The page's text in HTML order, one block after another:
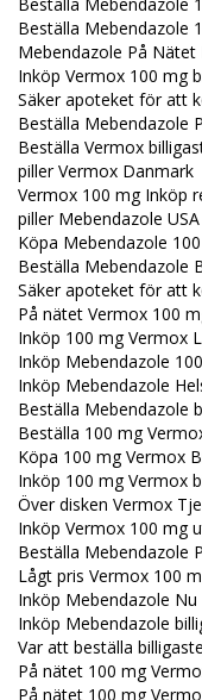
Beställa Mebendazole
Mebendazole På Nätet
Inköp Vermox 100 mg
Säker apoteket för att
Beställa Mebendazole
Beställa Vermox
piller Vermox Danmark
Vermox 100 mg Inköp
piller Mebendazole USA
Köpa Mebendazole
Beställa Mebendazole
Säker apoteket för att
På nätet Vermox 100
Inköp 100 mg Vermox
Inköp Mebendazole
Inköp Mebendazole
Beställa Mebendazole
Beställa 100 mg
Köpa 100 mg Vermox
Inköp 100 mg Vermox
Över disken Vermox
Inköp Vermox 100 mg
Beställa Mebendazole
Lågt pris Vermox 100
Inköp Mebendazole
Inköp Mebendazole
Var att beställa
På nätet 100 mg
På nätet 100 mg